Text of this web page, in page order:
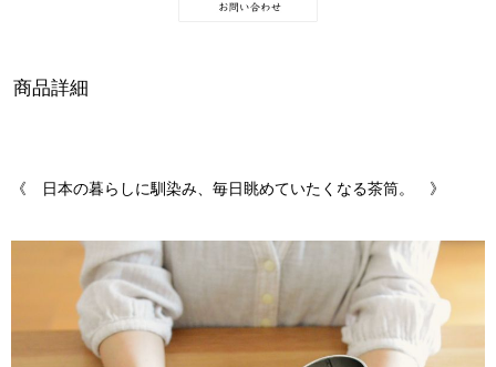
商品詳細
《 日本の暮らしに馴染み、毎日眺めていたくなる茶筒。 》